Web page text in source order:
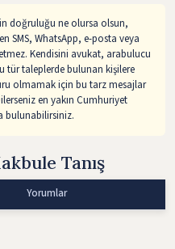
doğruluğu ne olursa olsun,
SMS, WhatsApp, e-posta veya
Kendisini avukat, arabulucu
tür taleplerde bulunan kişilere
olmamak için bu tarz mesajlar
en yakın Cumhuriyet
bulunabilirsiniz.
Tanış
Yorumlar